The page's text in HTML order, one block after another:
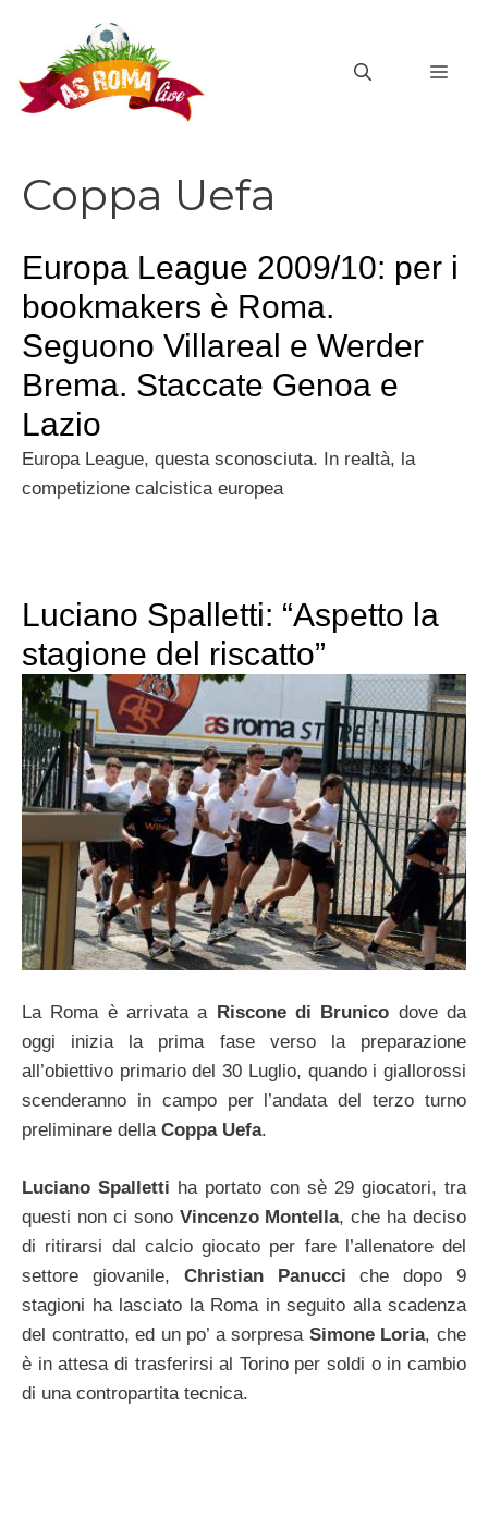
contenuto
Coppa Uefa
Europa League 2009/10: per i
bookmakers è Roma.
Seguono Villareal e Werder
Brema. Staccate Genoa e
Lazio
Europa League, questa sconosciuta. In realtà, la
competizione calcistica europea
Luciano Spalletti: “Aspetto la
stagione del riscatto”
La Roma è arrivata a Riscone di Brunico dove da
oggi inizia la prima fase verso la preparazione
all’obiettivo primario del 30 Luglio, quando i giallorossi
scenderanno in campo per l’andata del terzo turno
preliminare della Coppa Uefa.
Luciano Spalletti ha portato con sè 29 giocatori, tra
questi non ci sono Vincenzo Montella, che ha deciso
di ritirarsi dal calcio giocato per fare l’allenatore del
settore giovanile, Christian Panucci che dopo 9
stagioni ha lasciato la Roma in seguito alla scadenza
del contratto, ed un po’ a sorpresa Simone Loria, che
è in attesa di trasferirsi al Torino per soldi o in cambio
di una contropartita tecnica.